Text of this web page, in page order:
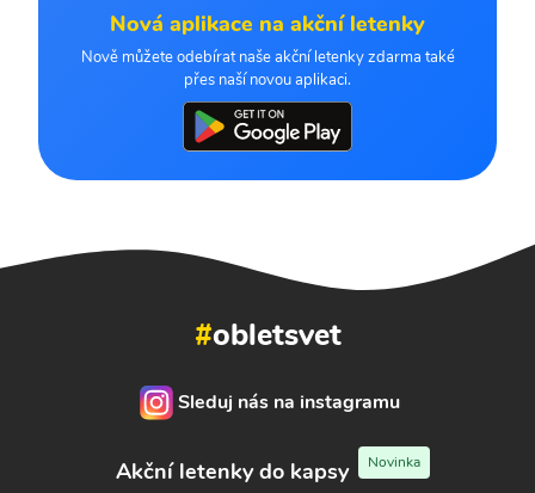
Nová aplikace na akční letenky
Nově můžete odebírat naše akční letenky zdarma také
přes naší novou aplikaci.
#obletsvet
Sleduj nás na instagramu
Akční letenky do kapsy Novinka